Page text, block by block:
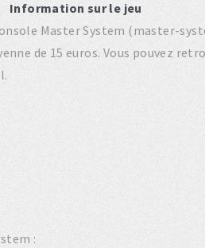
Information sur le jeu
Master System (master-
de 15 euros. Vous pouvez
: